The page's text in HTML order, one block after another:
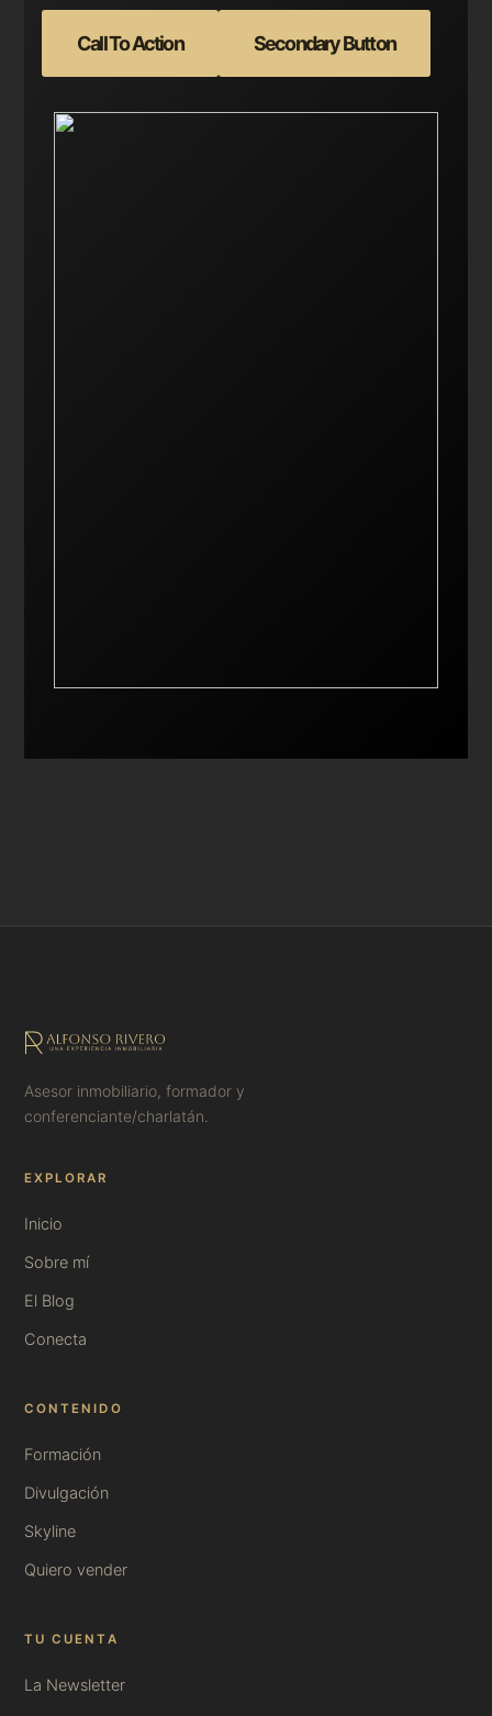
Call To Action Secondary Button
Asesor inmobiliario, formador y
conferenciante/charlatán.
EXPLORAR
Inicio
Sobre mí
El Blog
Conecta
CONTENIDO
Formación
Divulgación
Skyline
Quiero vender
TU CUENTA
La Newsletter